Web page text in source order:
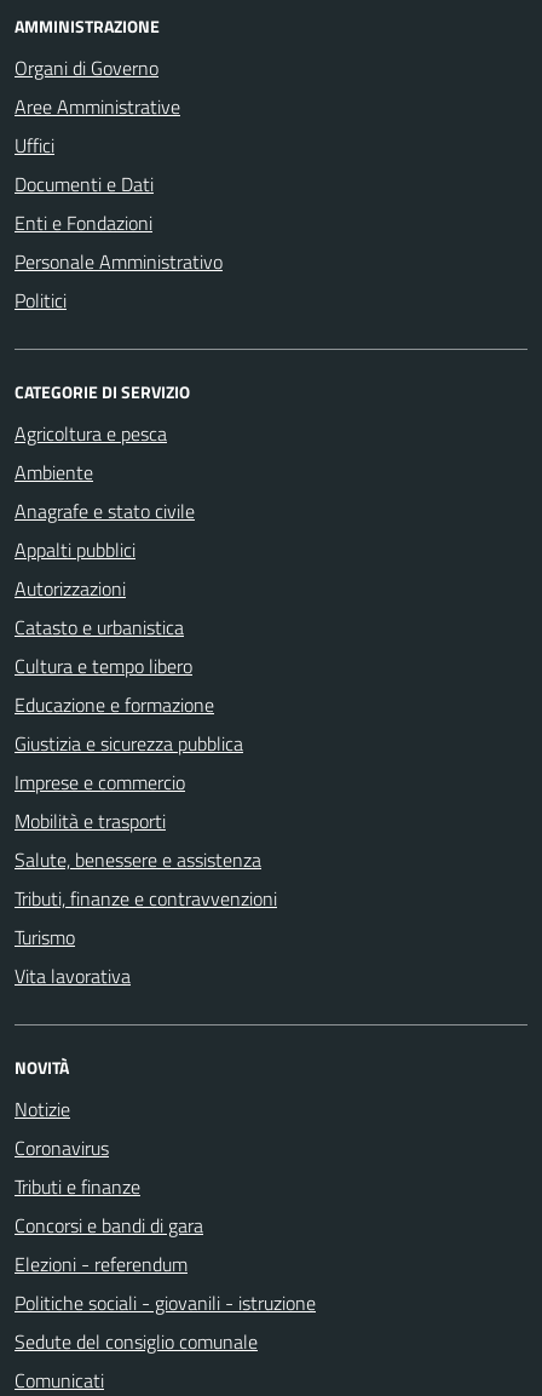
AMMINISTRAZIONE
Organi di Governo
Aree Amministrative
Uffici
Documenti e Dati
Enti e Fondazioni
Personale Amministrativo
Politici
CATEGORIE DI SERVIZIO
Agricoltura e pesca
Ambiente
Anagrafe e stato civile
Appalti pubblici
Autorizzazioni
Catasto e urbanistica
Cultura e tempo libero
Educazione e formazione
Giustizia e sicurezza pubblica
Imprese e commercio
Mobilità e trasporti
Salute, benessere e assistenza
Tributi, finanze e contravvenzioni
Turismo
Vita lavorativa
NOVITÀ
Notizie
Coronavirus
Tributi e finanze
Concorsi e bandi di gara
Elezioni - referendum
Politiche sociali - giovanili - istruzione
Sedute del consiglio comunale
Comunicati